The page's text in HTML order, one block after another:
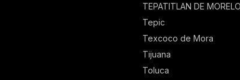
TEPATITLAN DE
Tepic
Texcoco de Mora
Tijuana
Toluca